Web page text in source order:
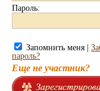
Пароль:
Запомнить меня |
пароль?
Еще не участник?